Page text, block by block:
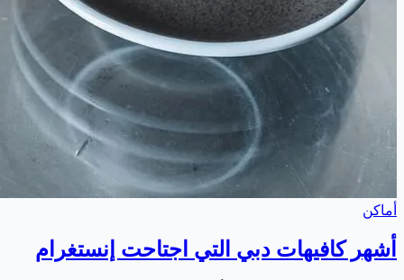
أماكن
أشهر كافيهات دبي التي اجتاحت إنستغرام